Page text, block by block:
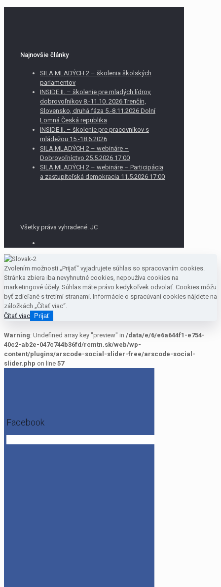
Najnovšie články
SILA MLADÝCH 2 – školenia školských
parlamentov
INSIDE II. – školenie pre mladých lídrov,
dobrovoľníkov 8.-11.10. 2026 Trenčín,
Slovensko, druhá fáza 5.-8.11.2026 Dolní
Lomná Česká republika
INSIDE II. – školenie pre pracovníkov s
mládežou 15.-18.6.2026
SILA MLADÝCH 2 – webináre –
Dobrovoľníctvo 25.5.2026 17:00
SILA MLADÝCH 2 – webináre – Participácia
a zastupiteľská demokracia 11.5.2026 17:00
Všetky práva vyhradené. JC
Zvolením možnosti „Prijať“ vyjadrujete súhlas so spracovaním cookies.
Stránka zbiera iba nevyhnutné cookies, nepoužíva cookies na
marketingové účely. Súhlas máte právo kedykoľvek odvolať. Cookies môžu
byť zdieľané s tretími stranami. Informácie o spracúvaní cookies nájdete na
záložkách „Čítať viac“.
Čítať viac Prijať
Warning: Undefined array key "preview" in /data/e/6/e6a644f1-e754-
40c2-ab2e-047c744b36fd/rcmtn.sk/web/wp-
content/plugins/arscode-social-slider-free/arscode-social-
slider.php on line 57
Facebook